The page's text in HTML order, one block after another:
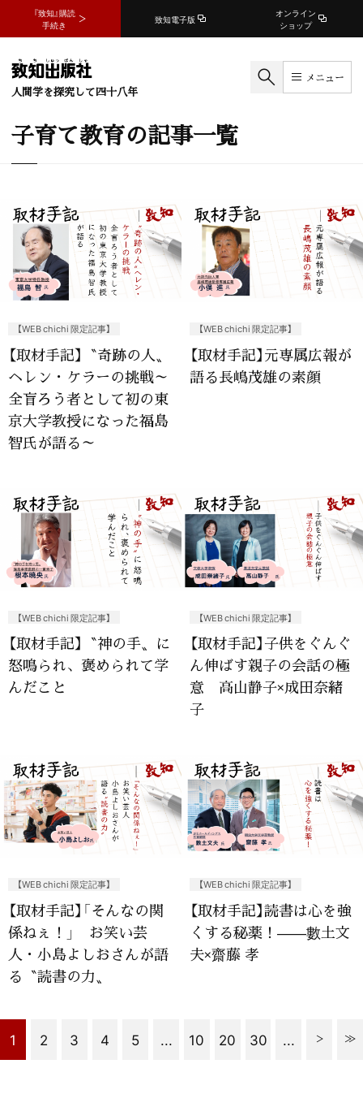
『致知』購読
手続き
致知電子版
オンライン
ショップ
人間学を探究して四十八年
メニュー
子育て教育の記事一覧
【WEB chichi 限定記事】
【取材手記】〝奇跡の人〟
ヘレン・ケラーの挑戦～
全盲ろう者として初の東
京大学教授になった福島
智氏が語る～
【WEB chichi 限定記事】
【取材手記】元専属広報が
語る長嶋茂雄の素顔
【WEB chichi 限定記事】
【取材手記】〝神の手〟に
怒鳴られ、褒められて学
んだこと
【WEB chichi 限定記事】
【取材手記】子供をぐんぐ
ん伸ばす親子の会話の極
意 高山静子×成田奈緒
子
【WEB chichi 限定記事】
【取材手記】「そんなの関
係ねぇ！」 お笑い芸
人・小島よしおさんが語
る〝読書の力〟
【WEB chichi 限定記事】
【取材手記】読書は心を強
くする秘薬！——數土文
夫×齋藤 孝
1 2 3 4 5 ... 10 20 30 ...